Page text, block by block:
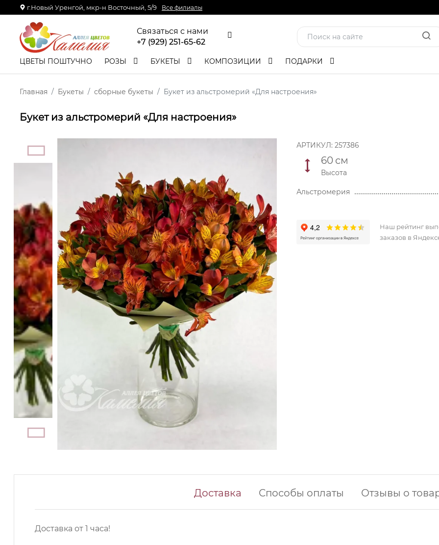
г.Новый Уренгой, мкр-н Восточный, 5/9 Все филиалы
Связаться с нами
+7 (929) 251-65-62
ЦВЕТЫ ПОШТУЧНО РОЗЫ БУКЕТЫ КОМПОЗИЦИИ ПОДАРКИ
Главная Букеты сборные букеты Букет из альстромерий «Для настроения»
Букет из альстромерий «Для настроения»
АРТИКУЛ: 257386
60 см
Высота
Альстромерия
Наш рейтинг
заказов в
Доставка Способы оплаты Отзывы о
Доставка от 1 часа!